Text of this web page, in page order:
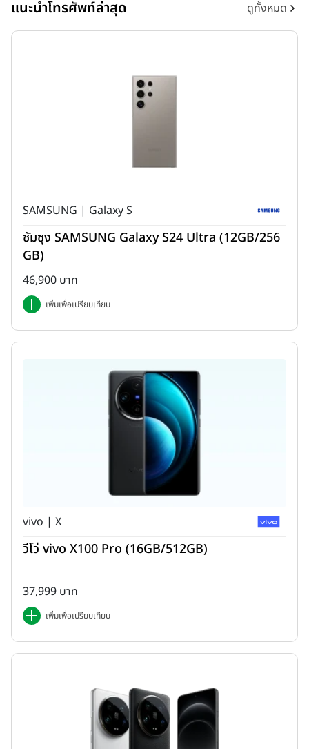
แนะนำโทรศัพท์ล่าสุด ดูทั้งหมด
SAMSUNG | Galaxy S
ซัมซุง SAMSUNG Galaxy S24 Ultra (12GB/256
GB)
46,900 บาท
เพิ่มเพื่อเปรียบเทียบ
vivo | X
วีโว่ vivo X100 Pro (16GB/512GB)
37,999 บาท
เพิ่มเพื่อเปรียบเทียบ